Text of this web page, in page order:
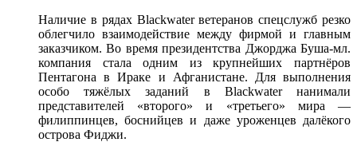
Наличие в рядах Blackwater ветеранов спецслужб резко
облегчило взаимодействие между фирмой и главным
заказчиком. Во время президентства Джорджа Буша-мл.
компания стала одним из крупнейших партнёров
Пентагона в Ираке и Афганистане. Для выполнения
особо тяжёлых заданий в Blackwater нанимали
представителей «второго» и «третьего» мира —
филиппинцев, боснийцев и даже уроженцев далёкого
острова Фиджи.